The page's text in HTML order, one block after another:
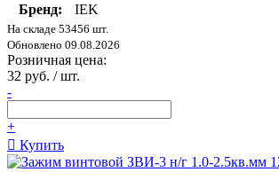
Бренд:
IEK
На складе 53456 шт.
Обновлено 09.08.2026
Розничная цена:
32 руб. / шт.
-
+
Купить